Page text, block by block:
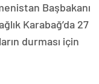
Başbakanı
Karabağ’da 27
durması için